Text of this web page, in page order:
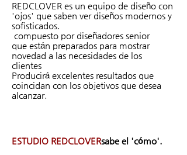
REDCLOVER es un equipo de diseño con
'ojos' que saben ver diseños modernos y
sofisticados.
compuesto por diseñadores senior
que están preparados para mostrar
novedad a las necesidades de los
clientes
Producirá excelentes resultados que
coincidan con los objetivos que desea
alcanzar.
ESTUDIO REDCLOVERsabe el 'cómo'.